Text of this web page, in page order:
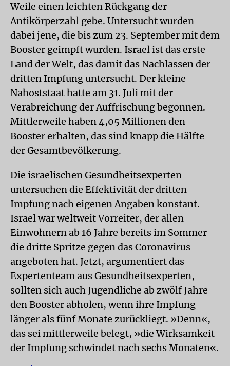
Weile einen leichten Rückgang der
Antikörperzahl gebe. Untersucht wurden
dabei jene, die bis zum 23. September mit dem
Booster geimpft wurden. Israel ist das erste
Land der Welt, das damit das Nachlassen der
dritten Impfung untersucht. Der kleine
Nahoststaat hatte am 31. Juli mit der
Verabreichung der Auffrischung begonnen.
Mittlerweile haben 4,05 Millionen den
Booster erhalten, das sind knapp die Hälfte
der Gesamtbevölkerung.
Die israelischen Gesundheitsexperten
untersuchen die Effektivität der dritten
Impfung nach eigenen Angaben konstant.
Israel war weltweit Vorreiter, der allen
Einwohnern ab 16 Jahre bereits im Sommer
die dritte Spritze gegen das Coronavirus
angeboten hat. Jetzt, argumentiert das
Expertenteam aus Gesundheitsexperten,
sollten sich auch Jugendliche ab zwölf Jahre
den Booster abholen, wenn ihre Impfung
länger als fünf Monate zurückliegt. »Denn«,
das sei mittlerweile belegt, »die Wirksamkeit
der Impfung schwindet nach sechs Monaten«.